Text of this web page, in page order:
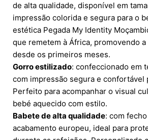
de alta qualidade, disponível em
impressão colorida e segura para o
estética Pegada My Identity
que remetem à África, promovendo
desde os primeiros meses.
Gorro estilizado: confeccionado em
com impressão segura e confortável
Perfeito para acompanhar o visual
bebé aquecido com estilo.
Babete de alta qualidade: com
acabamento europeu, ideal para